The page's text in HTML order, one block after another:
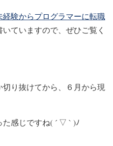
経験からプログラマーに転職
いていますので、ぜひご覧く
り抜けてから、６月から現
感じですね( ´ ▽ ` )ﾉ